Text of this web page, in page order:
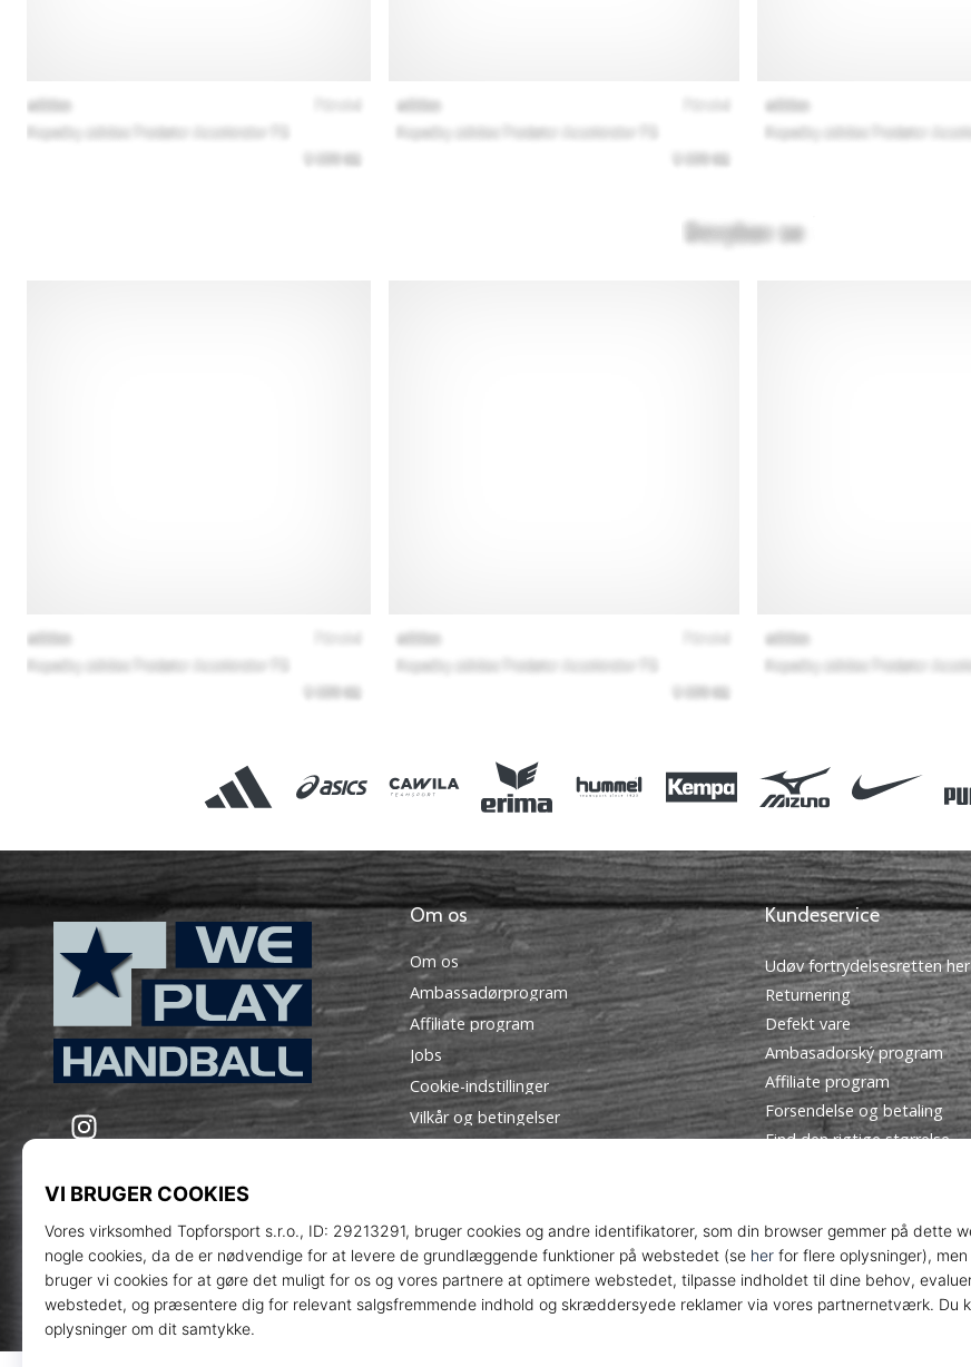
WePlayHandball.dk
Instagram
Om os
Om os
Ambassadørprogram
Affiliate program
Jobs
Cookie-indstillinger
Vilkår og betingelser
Kundeservice
Udøv fortrydelsesretten her
Returnering
Defekt vare
Ambasadorský program
Affiliate program
Forsendelse og betaling
Find den rigtige størrelse
Privatlivspolitik